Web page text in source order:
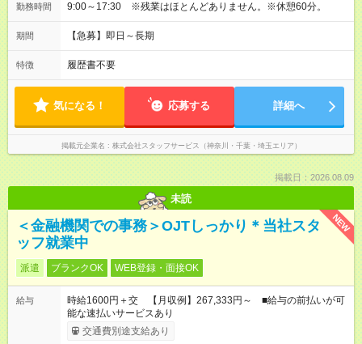
勤務時間 9:00～17:30 ※残業はほとんどありません。※休憩60分。
期間 【急募】即日～長期
特徴 履歴書不要
気になる！ 応募する 詳細へ
掲載元企業名 株式会社スタッフサービス（神奈川・千葉・埼玉エリア）
掲載日：2026.08.09
未読
NEW
＜金融機関での事務＞OJTしっかり＊当社スタ
ッフ就業中
派遣 ブランクOK WEB登録・面接OK
給与
時給1600円＋交 【月収例】267,333円～ ■給与の前払いが可
能な速払いサービスあり
交通費別途支給あり